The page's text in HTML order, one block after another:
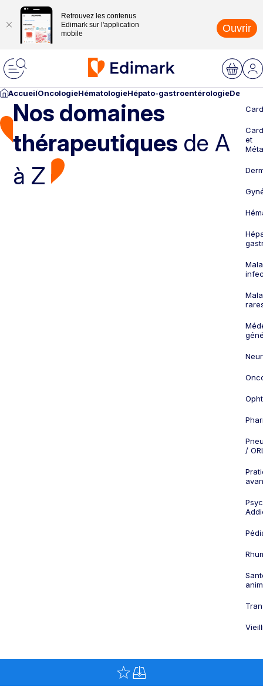
Retrouvez les contenus
Edimark sur l'application
mobile
Ouvrir
AccueilOncologieHématologieHépato-gastroentérologie
Nos domaines
thérapeutiques de A
à Z
et
/